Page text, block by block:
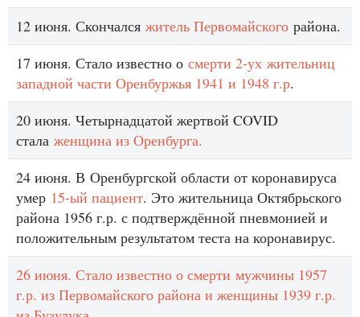
12 июня. Скончался житель Первомайского района.
17 июня. Стало известно о смерти 2-ух жительниц
западной части Оренбуржья 1941 и 1948 г.р.
20 июня. Четырнадцатой жертвой COVID
стала женщина из Оренбурга.
24 июня. В Оренбургской области от коронавируса
умер 15-ый пациент. Это жительница Октябрьского
района 1956 г.р. с подтверждённой пневмонией и
положительным результатом теста на коронавирус.
26 июня. Стало известно о смерти мужчины 1957
г.р. из Первомайского района и женщины 1939 г.р.